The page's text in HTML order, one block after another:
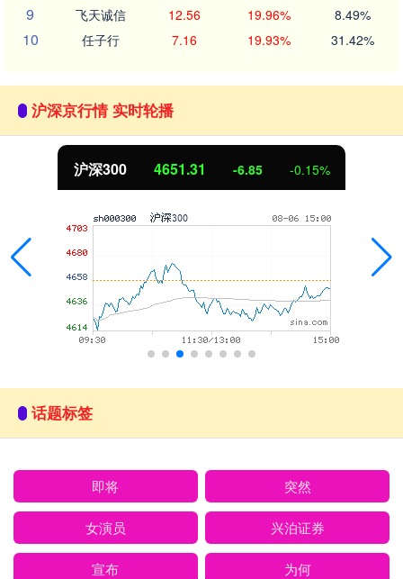
9 飞天诚信 12.56 19.96% 8.49%
10 任子行 7.16 19.93% 31.42%
沪深京行情 实时轮播
沪深300 4651.31 -6.85 -0.15%
话题标签
即将 突然
女演员 兴泊证券
宣布 为何